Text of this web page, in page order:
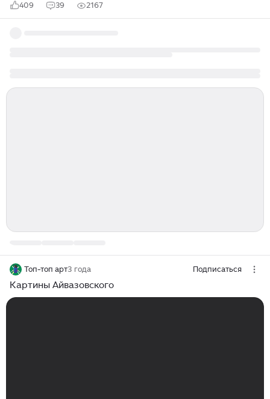
409 39 2167
Топ-топ арт3 года Подписаться
Картины Айвазовского